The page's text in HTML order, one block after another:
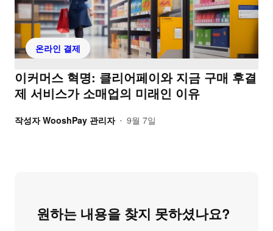
온라인 결제
이커머스 혁명: 클리어페이와 지금 구매 후결
제 서비스가 소매업의 미래인 이유
작성자 WooshPay 관리자 • 9월 7일
원하는 내용을 찾지 못하셨나요?